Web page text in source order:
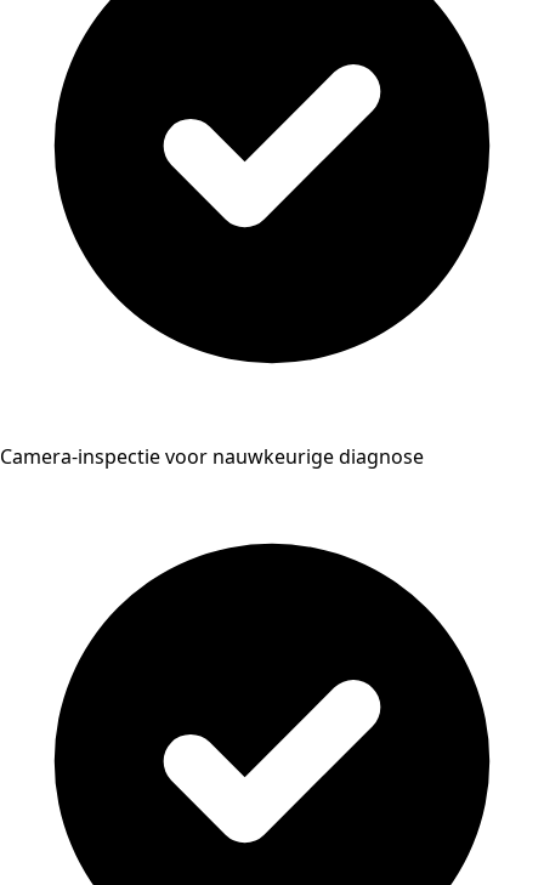
Camera-inspectie voor nauwkeurige diagnose